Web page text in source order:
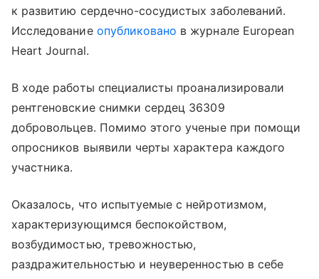
к развитию сердечно-сосудистых заболеваний.
Исследование опубликовано в журнале European
Heart Journal.
В ходе работы специалисты проанализировали
рентгеновские снимки сердец 36309
добровольцев. Помимо этого ученые при помощи
опросников выявили черты характера каждого
участника.
Оказалось, что испытуемые с нейротизмом,
характеризующимся беспокойством,
возбудимостью, тревожностью,
раздражительностью и неуверенностью в себе